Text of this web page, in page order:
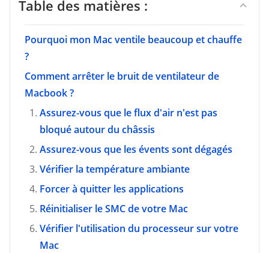
Table des matières :
Pourquoi mon Mac ventile beaucoup et chauffe
?
Comment arrêter le bruit de ventilateur de
Macbook ?
Assurez-vous que le flux d'air n'est pas
bloqué autour du châssis
Assurez-vous que les évents sont dégagés
Vérifier la température ambiante
Forcer à quitter les applications
Réinitialiser le SMC de votre Mac
Vérifier l'utilisation du processeur sur votre
Mac